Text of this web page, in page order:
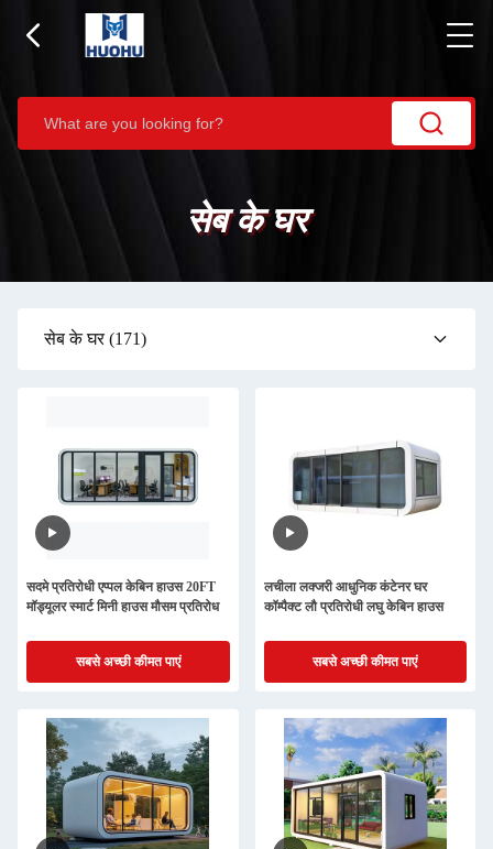
सेब के घर
सेब के घर(171)
सदमे प्रतिरोधी एप्पल केबिन हाउस 20FT
मॉड्यूलर स्मार्ट मिनी हाउस मौसम प्रतिरोध
सबसे अच्छी कीमत पाएं
लचीला लक्जरी आधुनिक कंटेनर घर
कॉम्पैक्ट लौ प्रतिरोधी लघु केबिन हाउस
सबसे अच्छी कीमत पाएं